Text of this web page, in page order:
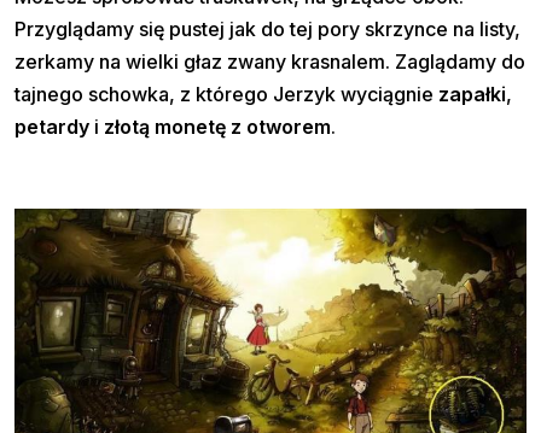
Przyglądamy się pustej jak do tej pory skrzynce na listy,
zerkamy na wielki głaz zwany krasnalem. Zaglądamy do
tajnego schowka, z którego Jerzyk wyciągnie zapałki,
petardy i złotą monetę z otworem.